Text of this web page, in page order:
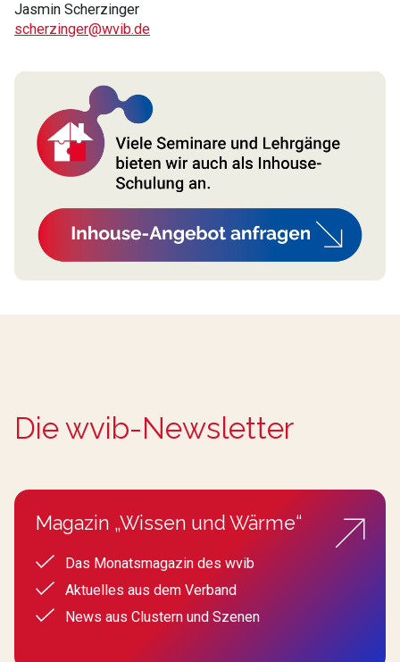
Jasmin Scherzinger
scherzinger@wvib.de
Die wvib-Newsletter
Magazin „Wissen und Wärme“
Das Monatsmagazin des wvib
Aktuelles aus dem Verband
News aus Clustern und Szenen